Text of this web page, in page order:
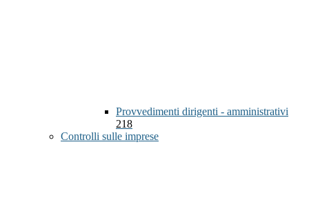
Provvedimenti dirigenti - amministrativi
218
Controlli sulle imprese